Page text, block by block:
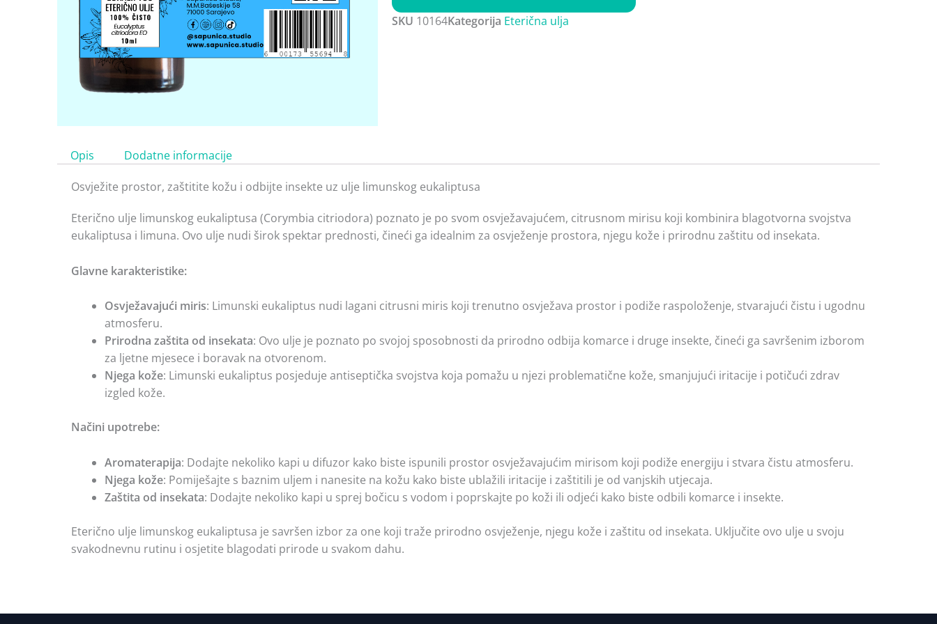
citriadora
10
SKU 10164Kategorija Eterična ulja
Opis Dodatne informacije
Osvježite prostor, zaštitite kožu i odbijte insekte uz ulje limunskog eukaliptusa
Eterično ulje limunskog eukaliptusa (Corymbia citriodora) poznato je po svom osvježavajućem, citrusnom mirisu koji kombinira blagotvorna svojstva
eukaliptusa i limuna. Ovo ulje nudi širok spektar prednosti, čineći ga idealnim za osvježenje prostora, njegu kože i prirodnu zaštitu od insekata.
Glavne karakteristike:
Osvježavajući miris: Limunski eukaliptus nudi lagani citrusni miris koji trenutno osvježava prostor i podiže raspoloženje, stvarajući čistu i ugodnu
atmosferu.
Prirodna zaštita od insekata: Ovo ulje je poznato po svojoj sposobnosti da prirodno odbija komarce i druge insekte, čineći ga savršenim izborom
za ljetne mjesece i boravak na otvorenom.
Njega kože: Limunski eukaliptus posjeduje antiseptička svojstva koja pomažu u njezi problematične kože, smanjujući iritacije i potičući zdrav
izgled kože.
Načini upotrebe:
Aromaterapija: Dodajte nekoliko kapi u difuzor kako biste ispunili prostor osvježavajućim mirisom koji podiže energiju i stvara čistu atmosferu.
Njega kože: Pomiješajte s baznim uljem i nanesite na kožu kako biste ublažili iritacije i zaštitili je od vanjskih utjecaja.
Zaštita od insekata: Dodajte nekoliko kapi u sprej bočicu s vodom i poprskajte po koži ili odjeći kako biste odbili komarce i insekte.
Eterično ulje limunskog eukaliptusa je savršen izbor za one koji traže prirodno osvježenje, njegu kože i zaštitu od insekata. Uključite ovo ulje u svoju
svakodnevnu rutinu i osjetite blagodati prirode u svakom dahu.